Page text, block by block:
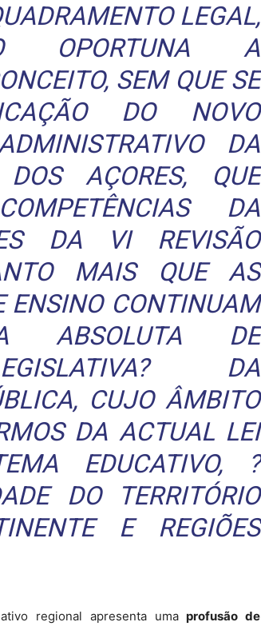
LEGAL,
OPORTUNA A
SEM QUE SE
DO NOVO
DA
AÇORES, QUE
DA
DA VI REVISÃO
MAIS QUE AS
ENSINO CONTINUAM
ABSOLUTA DE
DA
CUJO ÂMBITO
DA ACTUAL LEI
EDUCATIVO, ?
DO TERRITÓRIO
E REGIÕES
regional apresenta uma profusão de